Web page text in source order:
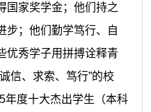
国家奖学金；他们持之
步；他们勤学笃行、自
优秀学子用拼搏诠释青
信、求索、笃行”的校
年度十大杰出学生（本科